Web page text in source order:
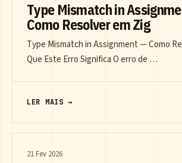
Type Mismatch in
Como Resolver em Zig
Type Mismatch in Assignment — Como
Que Este Erro Significa O erro de …
LER MAIS →
21 Fev 2026